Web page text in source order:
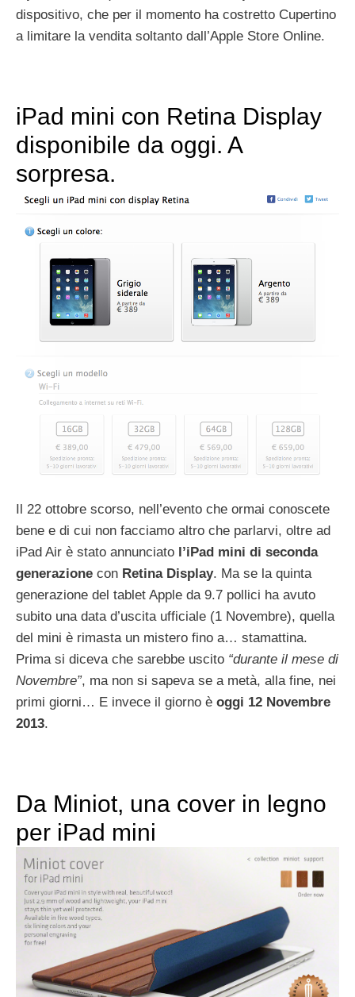
dispositivo, che per il momento ha costretto Cupertino
a limitare la vendita soltanto dall’Apple Store Online.
iPad mini con Retina Display
disponibile da oggi. A
sorpresa.
Il 22 ottobre scorso, nell’evento che ormai conoscete
bene e di cui non facciamo altro che parlarvi, oltre ad
iPad Air è stato annunciato l’iPad mini di seconda
generazione con Retina Display. Ma se la quinta
generazione del tablet Apple da 9.7 pollici ha avuto
subito una data d’uscita ufficiale (1 Novembre), quella
del mini è rimasta un mistero fino a… stamattina.
Prima si diceva che sarebbe uscito “durante il mese di
Novembre”, ma non si sapeva se a metà, alla fine, nei
primi giorni… E invece il giorno è oggi 12 Novembre
2013.
Da Miniot, una cover in legno
per iPad mini